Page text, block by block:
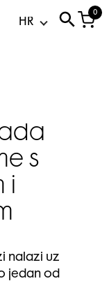
0
s
i
nalazi uz
jedan od